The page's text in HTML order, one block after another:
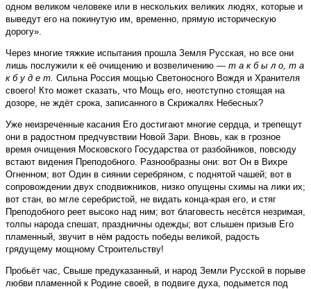
одном великом человеке или в нескольких великих людях, которые и
выведут его на покинутую им, временно, прямую историческую
дорогу».
Через многие тяжкие испытания прошла Земля Русская, но все они
лишь послужили к её очищению и возвеличению — т а к б ы л о, т а
к б у д е т. Сильна Россия мощью Светоносного Вождя и Хранителя
своего! Кто может сказать, что Мощь его, неотступно стоящая на
дозоре, не ждёт срока, записанного в Скрижалях Небесных?
Уже неизреченные касания Его достигают многие сердца, и трепещут
они в радостном предчувствии Новой Зари. Вновь, как в грозное
время очищения Московского Государства от разбойников, повсюду
встают видения Преподобного. Разнообразны они: вот Он в Вихре
Огненном; вот Один в сиянии серебряном, с поднятой чашей; вот в
сопровождении двух спо­движников, низко опущены схимы на лики их;
вот стан, во мгле серебристой, не видать конца-края его, и стяг
Преподобного реет высоко над ним; вот благовесть несётся незримая,
толпы народа спешат, праздничны одежды; вот слышен призыв Его
пламенный, звучит в нём радость победы великой, радость
грядущему мощному Строительству!
Пробьёт час, Свыше предуказанный, и народ Земли Русской в порыве
любви пламенной к Родине своей, в подвиге духа, подымется под